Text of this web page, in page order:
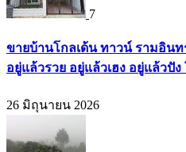
7
ขายบ้านโกลเด้น ทาวน์ รามอิน
อยู่แล้วรวย อยู่แล้วเฮง อยู่แล้วปัง
26 มิถุนายน 2026